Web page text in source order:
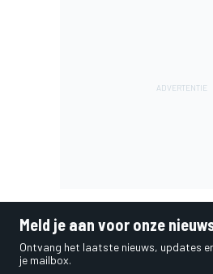
Meld je aan voor onze
Ontvang het laatste nieuws, updates
je mailbox.